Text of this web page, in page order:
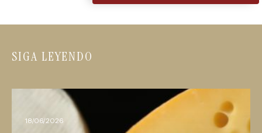
SIGA LEYENDO
18/06/2026